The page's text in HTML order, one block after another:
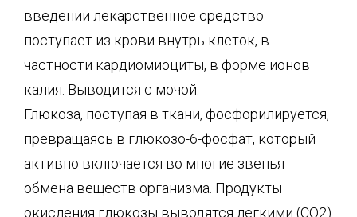
введении лекарственное средство
поступает из крови внутрь клеток, в
частности кардиомиоциты, в форме ионов
калия. Выводится с мочой.
Глюкоза, поступая в ткани, фосфорилируется,
превращаясь в глюкозо-6-фосфат, который
активно включается во многие звенья
обмена веществ организма. Продукты
окисления глюкозы выводятся легкими (СО2)